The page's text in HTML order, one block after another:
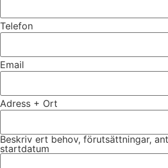
Telefon
Email
Adress + Ort
Beskriv ert behov, förutsättningar,
startdatum